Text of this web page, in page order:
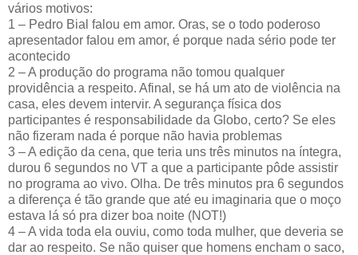
vários motivos:
1 – Pedro Bial falou em amor. Oras, se o todo poderoso
apresentador falou em amor, é porque nada sério pode ter
acontecido
2 – A produção do programa não tomou qualquer
providência a respeito. Afinal, se há um ato de violência na
casa, eles devem intervir. A segurança física dos
participantes é responsabilidade da Globo, certo? Se eles
não fizeram nada é porque não havia problemas
3 – A edição da cena, que teria uns três minutos na íntegra,
durou 6 segundos no VT a que a participante pôde assistir
no programa ao vivo. Olha. De três minutos pra 6 segundos
a diferença é tão grande que até eu imaginaria que o moço
estava lá só pra dizer boa noite (NOT!)
4 – A vida toda ela ouviu, como toda mulher, que deveria se
dar ao respeito. Se não quiser que homens encham o saco,